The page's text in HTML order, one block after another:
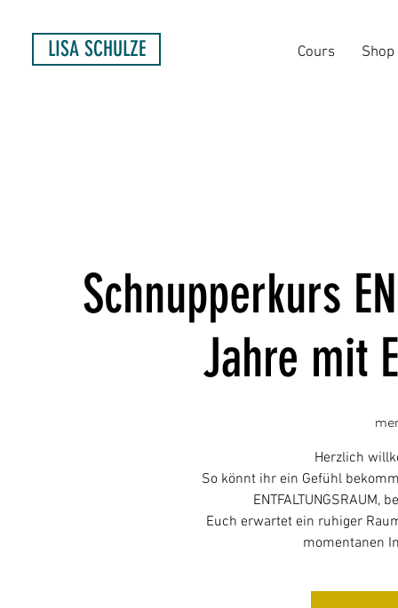
Cours Shop
LISA SCHULZE
Schnupperkurs
Jahre mit
Herzlich
So könnt ihr ein Gefühl
Euch erwartet ein ruhiger
momentanen